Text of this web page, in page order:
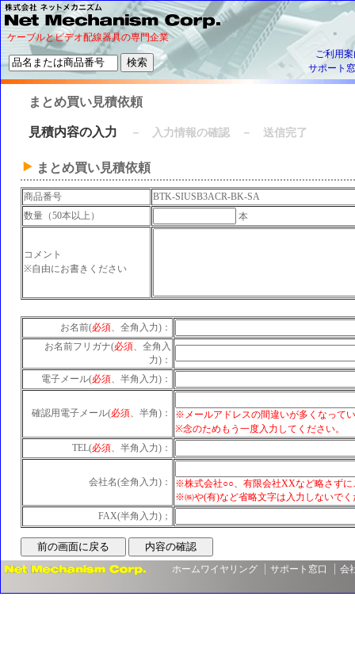
ケーブルとビデオ配線器具の専門企業
ご利用
サポート
まとめ買い見積依頼
見積内容の入力 － 入力情報の確認 － 送信完了
まとめ買い見積依頼
商品番号
BTK-SIUSB3ACR-BK-SA
数量（50本以上）
本
コメント
※自由にお書きください
お名前(必須 、全角入力)：
お名前フリガナ(必須 、全角入
力)：
電子メール(必須 、半角入力)：
確認用電子メール(必須 、半角)：
※メールアドレスの間違いが多くなって
※念のためもう一度入力してください。
TEL(必須 、半角入力)：
会社名(全角入力)：
※株式会社○○、有限会社XXなど略さずに
※㈱や(有)など省略文字は入力しないでく
FAX(半角入力)；
ホームワイヤリング サポート窓口 会